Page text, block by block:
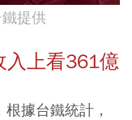
提供
入上看361億
據台鐵統計，